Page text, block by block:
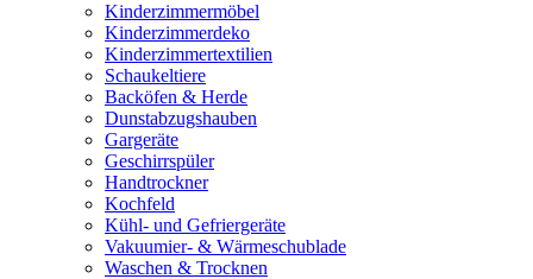
Kinderzimmermöbel
Kinderzimmerdeko
Kinderzimmertextilien
Schaukeltiere
Backöfen & Herde
Dunstabzugshauben
Gargeräte
Geschirrspüler
Handtrockner
Kochfeld
Kühl- und Gefriergeräte
Vakuumier- & Wärmeschublade
Waschen & Trocknen